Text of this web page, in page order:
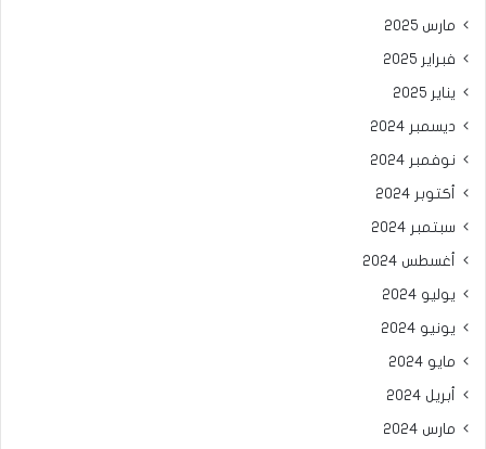
مارس 2025
فبراير 2025
يناير 2025
ديسمبر 2024
نوفمبر 2024
أكتوبر 2024
سبتمبر 2024
أغسطس 2024
يوليو 2024
يونيو 2024
مايو 2024
أبريل 2024
مارس 2024